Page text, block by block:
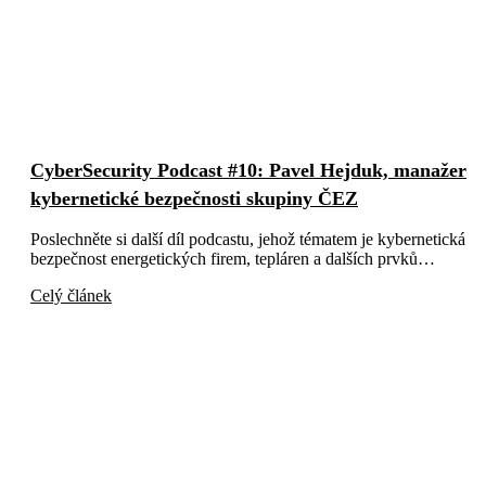
CyberSecurity Podcast #10: Pavel Hejduk, manažer
kybernetické bezpečnosti skupiny ČEZ
Poslechněte si další díl podcastu, jehož tématem je kybernetická
bezpečnost energetických firem, tepláren a dalších prvků…
Celý článek